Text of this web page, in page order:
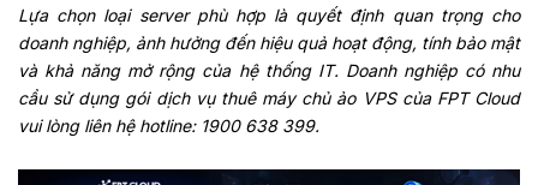
Lựa chọn loại server phù hợp là quyết định quan trọng cho
doanh nghiệp, ảnh hưởng đến hiệu quả hoạt động, tính bảo mật
và khả năng mở rộng của hệ thống IT. Doanh nghiệp có nhu
cầu sử dụng gói dịch vụ thuê máy chủ ảo VPS của FPT Cloud
vui lòng liên hệ hotline: 1900 638 399.